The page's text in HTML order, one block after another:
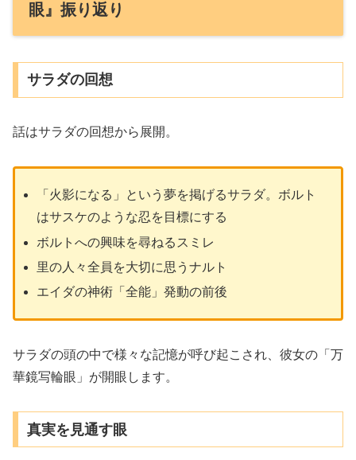
眼』振り返り
サラダの回想
話はサラダの回想から展開。
「火影になる」という夢を掲げるサラダ。ボルト
はサスケのような忍を目標にする
ボルトへの興味を尋ねるスミレ
里の人々全員を大切に思うナルト
エイダの神術「全能」発動の前後
サラダの頭の中で様々な記憶が呼び起こされ、彼女の「万
華鏡写輪眼」が開眼します。
真実を見通す眼